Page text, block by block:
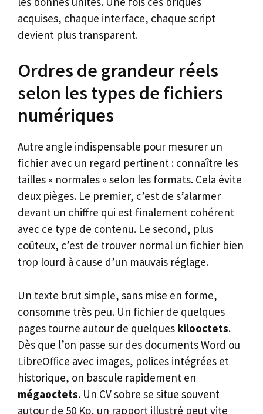
acquises, chaque interface, chaque script
devient plus transparent.
Ordres de grandeur réels
selon les types de fichiers
numériques
Autre angle indispensable pour mesurer un
fichier avec un regard pertinent : connaître les
tailles « normales » selon les formats. Cela évite
deux pièges. Le premier, c’est de s’alarmer
devant un chiffre qui est finalement cohérent
avec ce type de contenu. Le second, plus
coûteux, c’est de trouver normal un fichier bien
trop lourd à cause d’un mauvais réglage.
Un texte brut simple, sans mise en forme,
consomme très peu. Un fichier de quelques
pages tourne autour de quelques kilooctets.
Dès que l’on passe sur des documents Word ou
LibreOffice avec images, polices intégrées et
historique, on bascule rapidement en
mégaoctets. Un CV sobre se situe souvent
autour de 50 Ko, un rapport illustré peut vite